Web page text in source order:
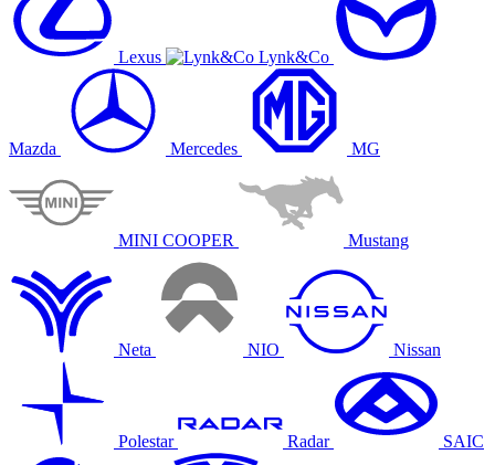
Lexus Lynk&Co
Mazda Mercedes MG
MINI COOPER Mustang
Neta NIO Nissan
Polestar Radar SAIC